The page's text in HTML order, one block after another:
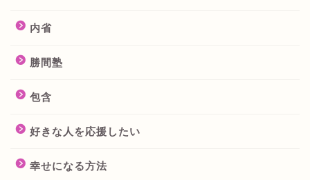
内省
勝間塾
包含
好きな人を応援したい
幸せになる方法